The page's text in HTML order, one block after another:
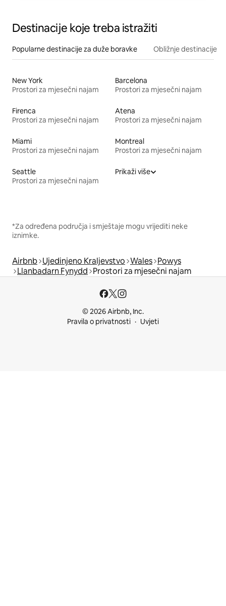
Destinacije koje treba istražiti
Popularne destinacije za duže boravke Obližnje destinacije
New York
Prostori za mjesečni najam
Barcelona
Prostori za mjesečni najam
Firenca
Prostori za mjesečni najam
Atena
Prostori za mjesečni najam
Miami
Prostori za mjesečni najam
Montreal
Prostori za mjesečni najam
Seattle
Prostori za mjesečni najam
Prikaži više
*Za određena područja i smještaje mogu vrijediti neke
iznimke.
Airbnb Ujedinjeno Kraljevstvo Wales Powys
Llanbadarn Fynydd Prostori za mjesečni najam
© 2026 Airbnb, Inc.
Pravila o privatnosti
Uvjeti